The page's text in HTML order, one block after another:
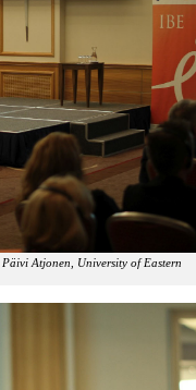
Päivi Atjonen, University of Eastern